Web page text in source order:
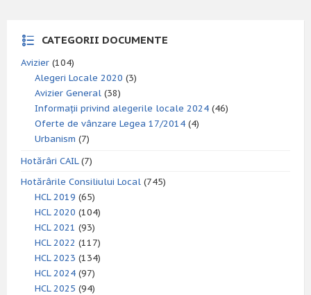
CATEGORII DOCUMENTE
Avizier (104)
Alegeri Locale 2020 (3)
Avizier General (38)
Informații privind alegerile locale 2024 (46)
Oferte de vânzare Legea 17/2014 (4)
Urbanism (7)
Hotărâri CAIL(7)
Hotărârile Consiliului Local (745)
HCL 2019 (65)
HCL 2020 (104)
HCL 2021 (93)
HCL 2022 (117)
HCL 2023 (134)
HCL 2024 (97)
HCL 2025 (94)